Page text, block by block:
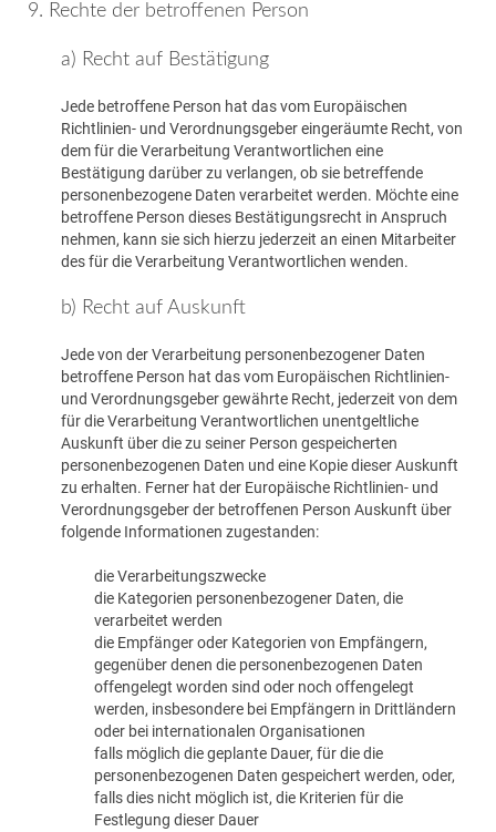
9. Rechte der betroffenen Person
a) Recht auf Bestätigung
Jede betroffene Person hat das vom Europäischen
Richtlinien- und Verordnungsgeber eingeräumte Recht, von
dem für die Verarbeitung Verantwortlichen eine
Bestätigung darüber zu verlangen, ob sie betreffende
personenbezogene Daten verarbeitet werden. Möchte eine
betroffene Person dieses Bestätigungsrecht in Anspruch
nehmen, kann sie sich hierzu jederzeit an einen Mitarbeiter
des für die Verarbeitung Verantwortlichen wenden.
b) Recht auf Auskunft
Jede von der Verarbeitung personenbezogener Daten
betroffene Person hat das vom Europäischen Richtlinien-
und Verordnungsgeber gewährte Recht, jederzeit von dem
für die Verarbeitung Verantwortlichen unentgeltliche
Auskunft über die zu seiner Person gespeicherten
personenbezogenen Daten und eine Kopie dieser Auskunft
zu erhalten. Ferner hat der Europäische Richtlinien- und
Verordnungsgeber der betroffenen Person Auskunft über
folgende Informationen zugestanden:
die Verarbeitungszwecke
die Kategorien personenbezogener Daten, die
verarbeitet werden
die Empfänger oder Kategorien von Empfängern,
gegenüber denen die personenbezogenen Daten
offengelegt worden sind oder noch offengelegt
werden, insbesondere bei Empfängern in Drittländern
oder bei internationalen Organisationen
falls möglich die geplante Dauer, für die die
personenbezogenen Daten gespeichert werden, oder,
falls dies nicht möglich ist, die Kriterien für die
Festlegung dieser Dauer